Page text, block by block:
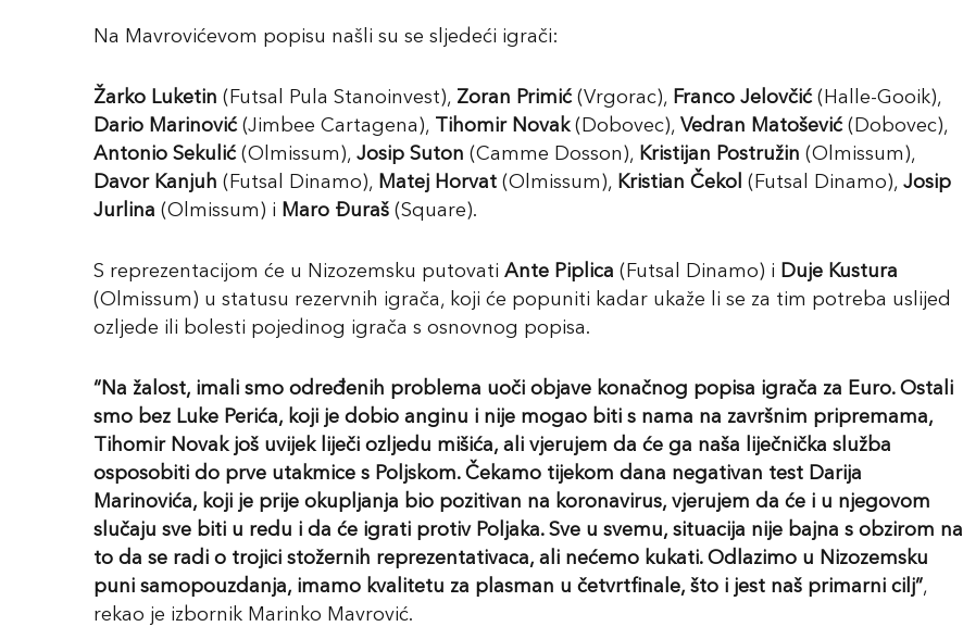
Na Mavrovićevom popisu našli su se sljedeći igrači:
Žarko Luketin (Futsal Pula Stanoinvest), Zoran Primić(Vrgorac), Franco Jelovčić(Halle-Gooik),
Dario Marinović(Jimbee Cartagena), Tihomir Novak(Dobovec), Vedran Matošević(Dobovec),
Antonio Sekulić(Olmissum), Josip Suton (Camme Dosson), Kristijan Postružin (Olmissum),
Davor Kanjuh (Futsal Dinamo), Matej Horvat (Olmissum), Kristian Čekol (Futsal Dinamo), Josip
Jurlina (Olmissum) i Maro Đuraš (Square).
S reprezentacijom će u Nizozemsku putovati Ante Piplica (Futsal Dinamo) i Duje Kustura
(Olmissum) u statusu rezervnih igrača, koji će popuniti kadar ukaže li se za tim potreba uslijed
ozljede ili bolesti pojedinog igrača s osnovnog popisa.
“Na žalost, imali smo određenih problema uoči objave konačnog popisa igrača za Euro. Ostali
smo bez Luke Perića, koji je dobio anginu i nije mogao biti s nama na završnim pripremama,
Tihomir Novak još uvijek liječi ozljedu mišića, ali vjerujem da će ga naša liječnička služba
osposobiti do prve utakmice s Poljskom. Čekamo tijekom dana negativan test Darija
Marinovića, koji je prije okupljanja bio pozitivan na koronavirus, vjerujem da će i u njegovom
slučaju sve biti u redu i da će igrati protiv Poljaka. Sve u svemu, situacija nije bajna s obzirom na
to da se radi o trojici stožernih reprezentativaca, ali nećemo kukati. Odlazimo u Nizozemsku
puni samopouzdanja, imamo kvalitetu za plasman u četvrtfinale, što i jest naš primarni cilj”,
rekao je izbornik Marinko Mavrović.